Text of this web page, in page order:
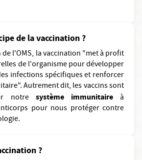
de la vaccination ?
l'OMS, la vaccination "met à profit
de l'organisme pour développer
infections spécifiques et renforcer
Autrement dit, les vaccins sont
notre système immunitaireà
pour nous protéger contre
?